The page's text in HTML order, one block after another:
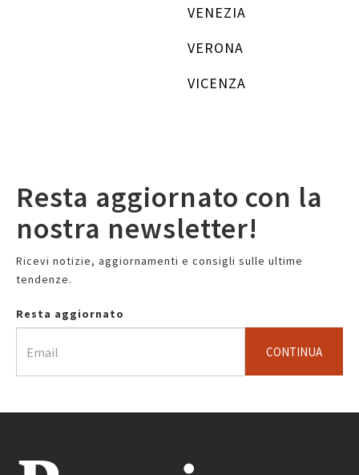
VENEZIA
VERONA
VICENZA
Resta aggiornato con la
nostra newsletter!
Ricevi notizie, aggiornamenti e consigli sulle ultime
tendenze.
Resta aggiornato
CONTINUA